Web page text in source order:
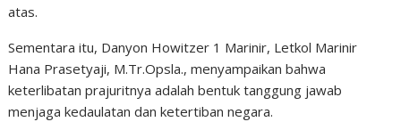
atas.
Sementara itu, Danyon Howitzer 1 Marinir, Letkol Marinir
Hana Prasetyaji, M.Tr.Opsla., menyampaikan bahwa
keterlibatan prajuritnya adalah bentuk tanggung jawab
menjaga kedaulatan dan ketertiban negara.